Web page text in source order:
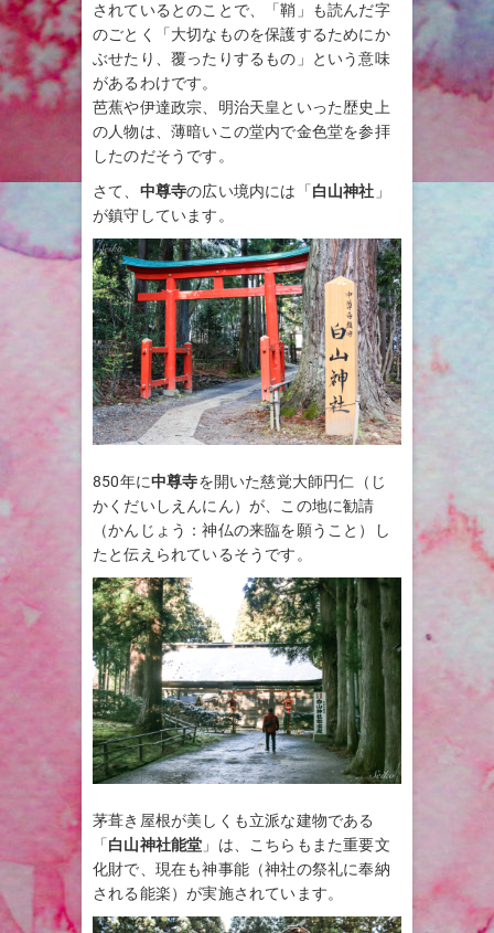
されているとのことで、「鞘」も読んだ字
のごとく「大切なものを保護するためにか
ぶせたり、覆ったりするもの」という意味
があるわけです。
芭蕉や伊達政宗、明治天皇といった歴史上
の人物は、薄暗いこの堂内で金色堂を参拝
したのだそうです。
さて、 中尊寺の広い境内には「白山神社 」
が鎮守しています。
850年に中尊寺を開いた慈覚大師円仁（じ
かくだいしえんにん）が、この地に勧請
（かんじょう：神仏の来臨を願うこと）し
たと伝えられているそうです。
茅葺き屋根が美しくも立派な建物である
「白山神社能堂 」は、こちらもまた重要文
化財で、現在も神事能（神社の祭礼に奉納
される能楽）が実施されています。